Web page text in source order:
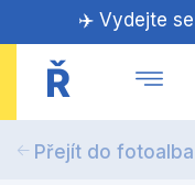
✈️ Vydejte
Ř
Přejít do fotoalba